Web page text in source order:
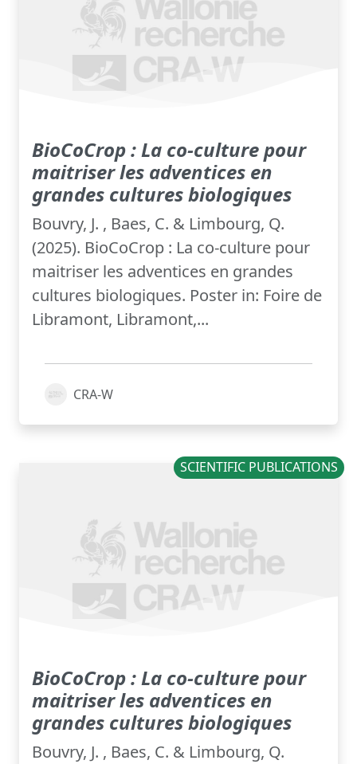
BioCoCrop : La co-culture pour
maitriser les adventices en
grandes cultures biologiques
Bouvry, J. , Baes, C. & Limbourg, Q.
(2025). BioCoCrop : La co-culture pour
maitriser les adventices en grandes
cultures biologiques. Poster in: Foire de
Libramont, Libramont,...
CRA-W
SCIENTIFIC PUBLICATIONS
BioCoCrop : La co-culture pour
maitriser les adventices en
grandes cultures biologiques
Bouvry, J. , Baes, C. & Limbourg, Q.